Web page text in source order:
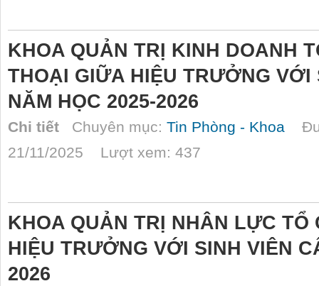
KHOA QUẢN TRỊ KINH DOANH
THOẠI GIỮA HIỆU TRƯỞNG VỚI
NĂM HỌC 2025-2026
Chi tiết Chuyên mục: Tin Phòng - Khoa
21/11/2025 Lượt xem: 437
KHOA QUẢN TRỊ NHÂN LỰC
HIỆU TRƯỞNG VỚI SINH VIÊN
2026